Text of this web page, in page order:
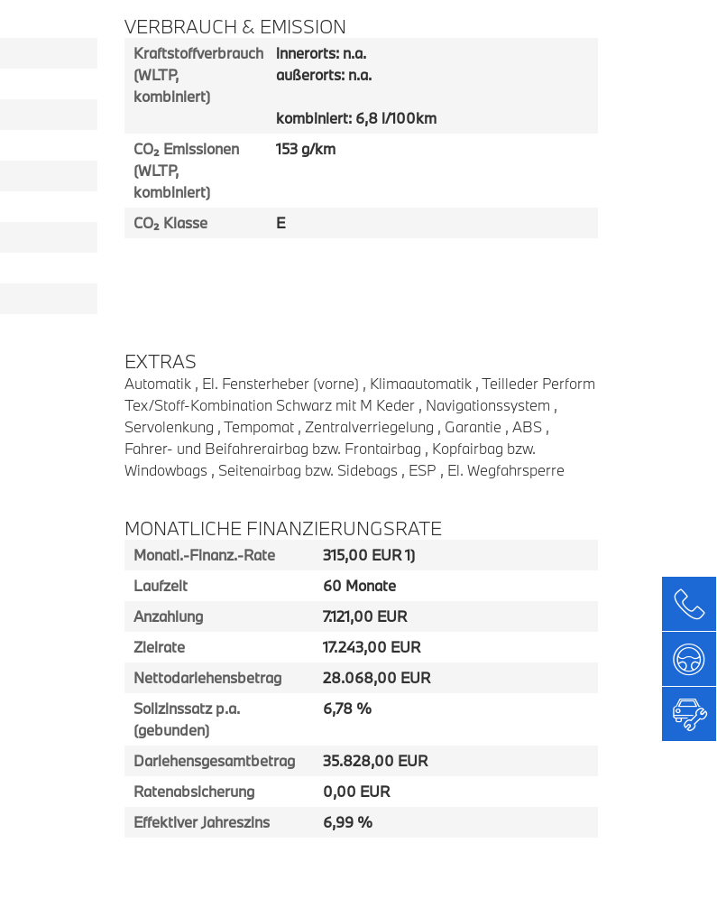
VERBRAUCH & EMISSION
Kraftstoffverbrauch
(WLTP,
kombiniert)
innerorts: n.a.
außerorts: n.a.
kombiniert: 6,8 l/100km
CO₂ Emissionen
(WLTP,
kombiniert)
153 g/km
CO₂ Klasse E
EXTRAS
Automatik , El. Fensterheber (vorne) , Klimaautomatik , Teilleder Perform
Tex/Stoff-Kombination Schwarz mit M Keder , Navigationssystem ,
Servolenkung , Tempomat , Zentralverriegelung , Garantie , ABS ,
Fahrer- und Beifahrerairbag bzw. Frontairbag , Kopfairbag bzw.
Windowbags , Seitenairbag bzw. Sidebags , ESP , El. Wegfahrsperre
MONATLICHE FINANZIERUNGSRATE
Monatl.-Finanz.-Rate
315,00 EUR 1)
Laufzeit
60 Monate
Anzahlung
7.121,00 EUR
Zielrate
17.243,00 EUR
Nettodarlehensbetrag
28.068,00 EUR
Sollzinssatz p.a.
(gebunden)
6,78 %
Darlehensgesamtbetrag
35.828,00 EUR
Ratenabsicherung
0,00 EUR
Effektiver Jahreszins
6,99 %